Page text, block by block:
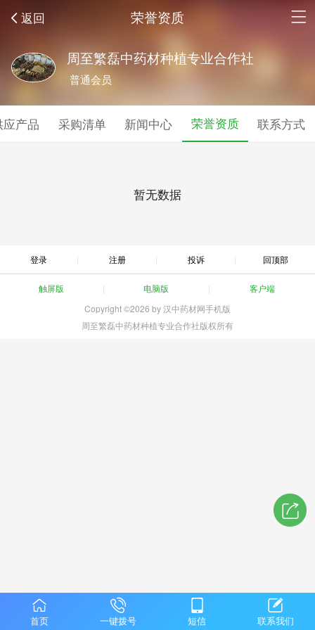
返回 荣誉资质
周至繁磊中药材种植专业合作社
普通会员
应产品 采购清单 新闻中心 荣誉资质 联系方式
暂无数据
登录 注册 投诉 回顶部
触屏版 电脑版
客户端
Copyright ©2026 by 汉中药材网手机版
周至繁磊中药材种植专业合作社版权所有
首页 一键拨号 短信 联系我们